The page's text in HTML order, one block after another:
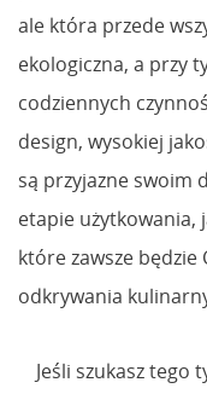
ale która przede
ekologiczna, a przy
codziennych
design, wysokiej
są przyjazne swoim
etapie użytkowania,
które zawsze będzie
odkrywania
Jeśli szukasz tego